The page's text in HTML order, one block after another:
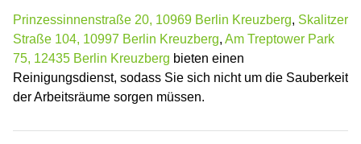
Prinzessinnenstraße 20, 10969 Berlin Kreuzberg, Skalitzer
Straße 104, 10997 Berlin Kreuzberg, Am Treptower Park
75, 12435 Berlin Kreuzberg bieten einen
Reinigungsdienst, sodass Sie sich nicht um die Sauberkeit
der Arbeitsräume sorgen müssen.